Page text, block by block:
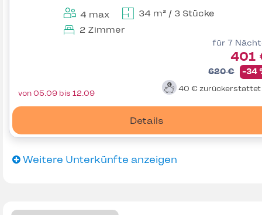
4 max
34 m² / 3 Stücke
2 Zimmer
für 7
401
620 € -34
40 € zurückerstattet
Details
von 05.09 bis 12.09
Weitere Unterkünfte anzeigen